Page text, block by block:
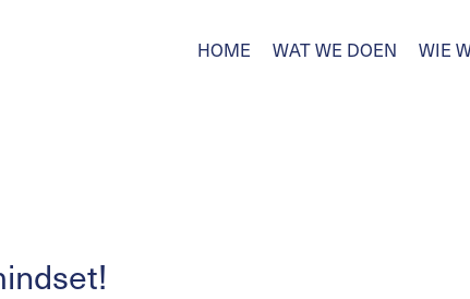
HOME WAT WE DOEN WIE